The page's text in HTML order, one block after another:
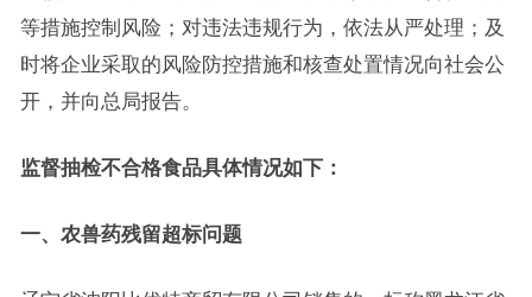
等措施控制风险；对违法违规行为，依法从严处理；及
时将企业采取的风险防控措施和核查处置情况向社会公
开，并向总局报告。
监督抽检不合格食品具体情况如下：
一、农兽药残留超标问题